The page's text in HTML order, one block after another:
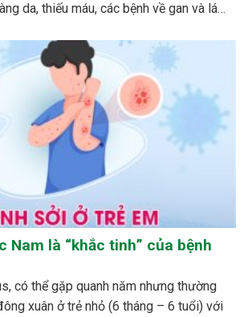
da, thiếu máu, các bệnh về gan và lá
Nam là “khắc tinh” của bệnh
có thể gặp quanh năm nhưng thường
xuân ở trẻ nhỏ (6 tháng – 6 tuổi) với